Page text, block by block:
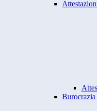
Burocrazia